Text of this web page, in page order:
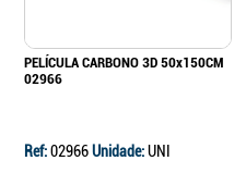
PELÍCULA CARBONO 3D 50x150CM
02966
Ref:02966Unidade:UNI